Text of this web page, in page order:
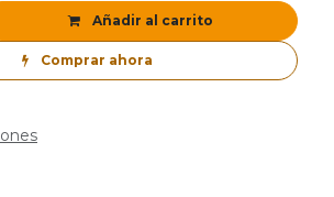
Añadir al carrito
Comprar ahora